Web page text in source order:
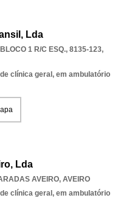
Lda
1 R/C ESQ., 8135-123,
clínica geral, em ambulatório
Lda
AVEIRO, AVEIRO
clínica geral, em ambulatório